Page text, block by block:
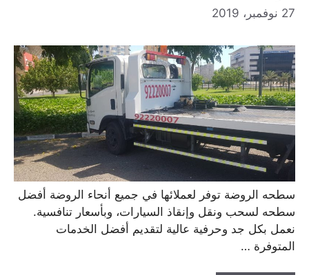
سطحه الروضة توفر لعملائها في جميع أنحاء الروضة أفضل
سطحه لسحب ونقل وإنقاذ السيارات، وبأسعار تنافسية.
نعمل بكل جد وحرفية عالية لتقديم أفضل الخدمات
المتوفرة …